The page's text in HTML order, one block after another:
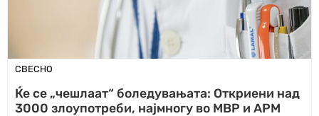
СВЕСНО
Ќе се „чешлаат“ боледувањата: Откриени над
3000 злоупотреби, најмногу во МВР и АРМ